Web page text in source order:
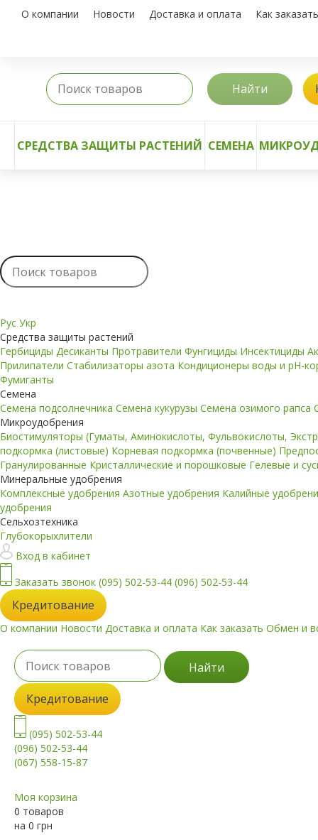
О компании Новости Доставка и оплата Как заказать
Найти
СРЕДСТВА ЗАЩИТЫ РАСТЕНИЙ СЕМЕНА
Рус Укр
Средства защиты растений
Гербициды Десиканты Протравители Фунгициды Инсектициды
Прилипатели Стабилизаторы азота Кондиционеры воды и pH-
Фумиганты
Семена
Семена подсолнечника Семена кукурузы Семена озимого рапса
Микроудобрения
Биостимуляторы (Гуматы, Аминокислоты, Фульвокислоты,
подкормка (листовые) Корневая подкормка (почвенные)
Гранулированные Кристаллические и порошковые Гелевые и
Минеральные удобрения
Комплексные удобрения Азотные удобрения Калийные
удобрения
Сельхозтехника
Глубокорыхлители
Вход в кабинет
Заказать звонок (095) 502-53-44 (096) 502-53-44
Кредитование
О компании Новости Доставка и оплата Как заказать Обмен и
Найти
Кредитование
(095) 502-53-44
(096) 502-53-44
(067) 558-15-87
Моя корзина
0 товаров
на 0 грн